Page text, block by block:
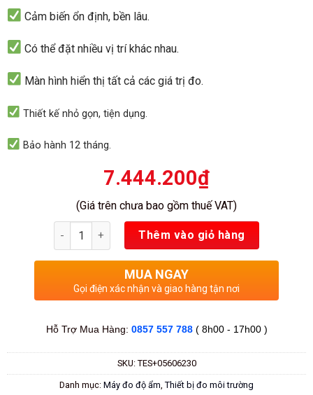
Được
xếp
0.0
5
Cảm biến ổn định, bền lâu.
Có thể đặt nhiều vị trí khác nhau.
Màn hình hiển thị tất cả các giá trị đo.
Thiết kế nhỏ gọn, tiện dụng.
Bảo hành 12 tháng.
7.444.200₫
(Giá trên chưa bao gồm thuế VAT)
Số lượng Thêm vào giỏ hàng
MUA NGAY
Gọi điện xác nhận và giao hàng tận nơi
Hỗ Trợ Mua Hàng: 0857 557 788 ( 8h00 - 17h00 )
SKU: TES+05606230
Danh mục: Máy đo độ ẩm, Thiết bị đo môi trường